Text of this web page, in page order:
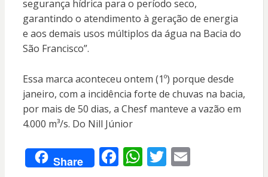
segurança hídrica para o período seco,
garantindo o atendimento à geração de energia
e aos demais usos múltiplos da água na Bacia do
São Francisco”.
Essa marca aconteceu ontem (1º) porque desde
janeiro, com a incidência forte de chuvas na bacia,
por mais de 50 dias, a Chesf manteve a vazão em
4.000 m³/s. Do Nill Júnior
Share F W T E